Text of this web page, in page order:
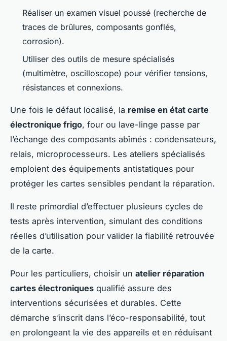
Réaliser un examen visuel poussé (recherche de
traces de brûlures, composants gonflés,
corrosion).
Utiliser des outils de mesure spécialisés
(multimètre, oscilloscope) pour vérifier tensions,
résistances et connexions.
Une fois le défaut localisé, la remise en état carte
électronique frigo, four ou lave-linge passe par
l’échange des composants abîmés : condensateurs,
relais, microprocesseurs. Les ateliers spécialisés
emploient des équipements antistatiques pour
protéger les cartes sensibles pendant la réparation.
Il reste primordial d’effectuer plusieurs cycles de
tests après intervention, simulant des conditions
réelles d’utilisation pour valider la fiabilité retrouvée
de la carte.
Pour les particuliers, choisir un atelier réparation
cartes électroniques qualifié assure des
interventions sécurisées et durables. Cette
démarche s’inscrit dans l’éco-responsabilité, tout
en prolongeant la vie des appareils et en réduisant